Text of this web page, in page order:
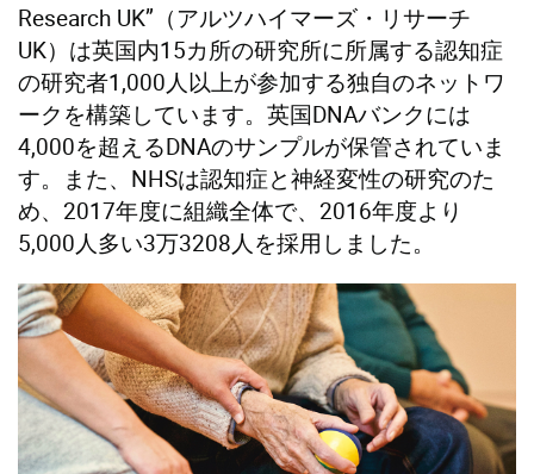
Research UK”（アルツハイマーズ・リサーチ
UK）は英国内15カ所の研究所に所属する認知症
の研究者1,000人以上が参加する独自のネットワ
ークを構築しています。英国DNAバンクには
4,000を超えるDNAのサンプルが保管されていま
す。また、NHSは認知症と神経変性の研究のた
め、2017年度に組織全体で、2016年度より
5,000人多い3万3208人を採用しました。